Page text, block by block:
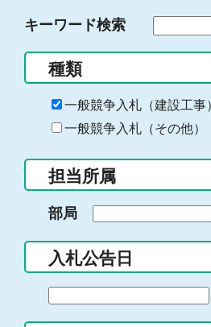
キーワード検索
る
キ
ー
ー
入
力
種類
一般競争入札（建設工事
一般競争入札（その他）
担当所属
部局
入札公告日